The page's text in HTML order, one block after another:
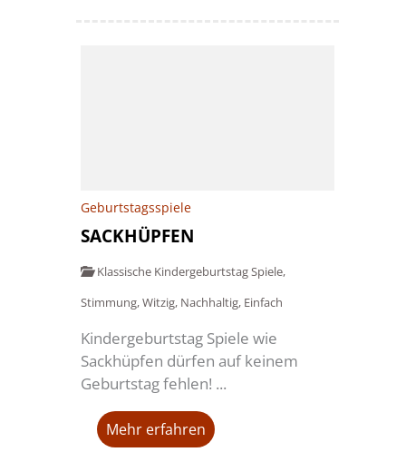
Geburtstagsspiele
SACKHÜPFEN
Klassische Kindergeburtstag Spiele,
Stimmung,Witzig, Nachhaltig, Einfach
Kindergeburtstag Spiele wie
Sackhüpfen dürfen auf keinem
Geburtstag fehlen! ...
Mehr erfahren